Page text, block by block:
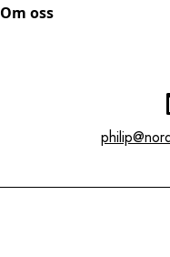
Om oss